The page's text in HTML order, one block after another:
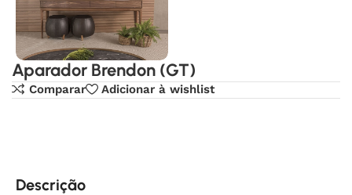
Aparador Brendon (GT)
Comparar Adicionar à wishlist
Descrição